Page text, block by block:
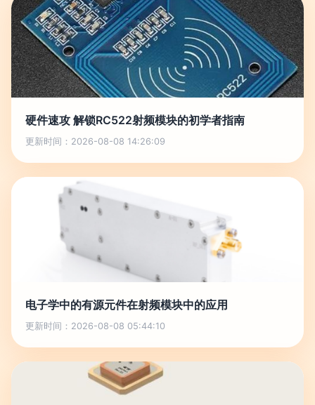
硬件速攻 解锁RC522射频模块的初学者指南
更新时间：2026-08-08 14:26:09
电子学中的有源元件在射频模块中的应用
更新时间：2026-08-08 05:44:10